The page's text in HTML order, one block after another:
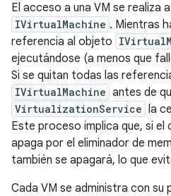
El acceso a una VM se realiza
IVirtualMachine . Mientras
referencia al objeto
ejecutándose (a menos que
Si se quitan todas las
IVirtualMachine antes de
VirtualizationService la
Este proceso implica que, si el
apaga por el eliminador de
también se apagará, lo que
Cada VM se administra con su